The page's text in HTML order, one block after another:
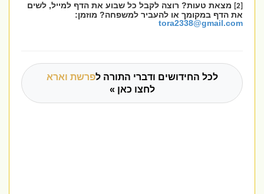
מצאת טעות? רוצה לקבל כל שבוע את הדף למייל, לשים
את הדף במקומך או להעביר למשפחה? מוזמן:
tora2338@gmail.com
לכל החידושים ודברי התורה לפרשת וארא
לחצו כאן »